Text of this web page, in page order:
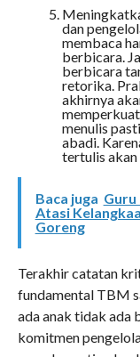
dan
membaca
berbicara.
berbicara
retorika.
akhirnya
menulis
abadi.
tertulis akan
Baca juga Guru
Atasi
Goreng
Terakhir catatan
fundamental TBM
ada anak tidak ada
komitmen